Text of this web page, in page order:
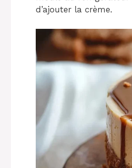
d’ajouter la crème.